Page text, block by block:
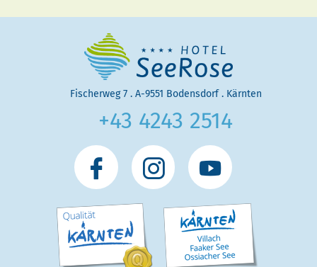
Fischerweg 7. A-9551 Bodensdorf. Kärnten
+43 4243 2514